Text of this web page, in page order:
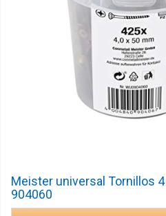
Meister universal Tornillos
904060